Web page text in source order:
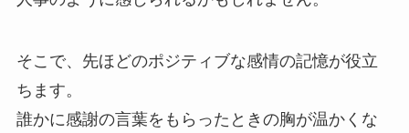
そこで、先ほどのポジティブな感情の記憶が役立
ちます。
誰かに感謝の言葉をもらったときの胸が温かくな